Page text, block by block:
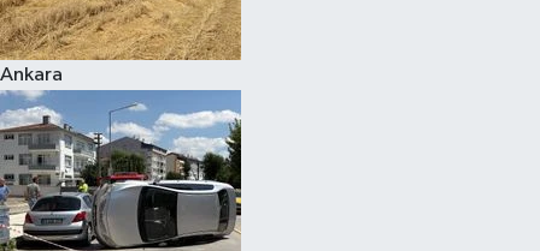
Ankara
Siyaset
Teknoloji
Televizyon
Yaşam-Çevre